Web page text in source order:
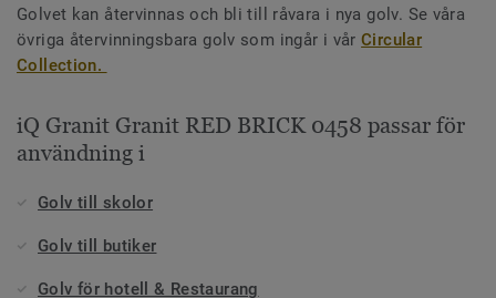
Golvet kan återvinnas och bli till råvara i nya golv. Se våra
övriga återvinningsbara golv som ingår i vårCircular
Collection.
iQ Granit Granit RED BRICK 0458 passar för
användning i
Golv till skolor
Golv till butiker
Golv för hotell & Restaurang